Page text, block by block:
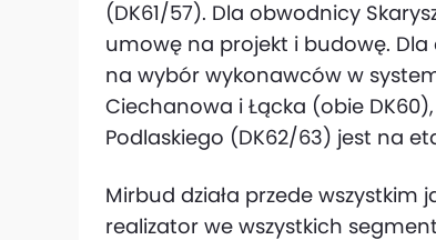
(DK61/57). Dla obwodnicy
umowę na projekt i budowę.
na wybór wykonawców w
Ciechanowa i Łącka (obie DK60),
Podlaskiego (DK62/63) jest na
Mirbud działa przede
realizator we wszystkich